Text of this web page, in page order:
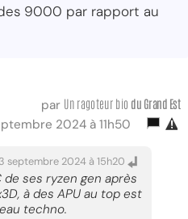
9000 par rapport au
par Un ragoteur bio du Grand Est
2024 à 11h50
septembre 2024 à 15h20
de ses ryzen gen après
à des APU au top est
techno.